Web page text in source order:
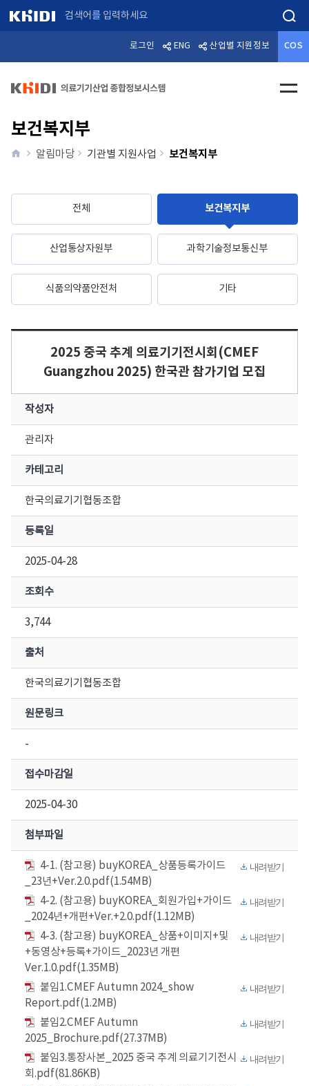
로그인 ENG 산업별 지원정보 COS
전체메
보건복지부
home알림마당 기관별 지원사업 보건복지부
전체 보건복지부
산업통상자원부 과학기술정보통신부
식품의약품안전처 기타
2025 중국 추계 의료기기전시회(CMEF
Guangzhou 2025) 한국관 참가기업 모집
작성자
관리자
카테고리
한국의료기기협동조합
등록일
2025-04-28
조회수
3,744
출처
한국의료기기협동조합
원문링크
-
접수마감일
2025-04-30
첨부파일
4-1. (참고용) buyKOREA_상품등록가이드
_23년+Ver.2.0.pdf(1.54MB)
내려받기
4-2. (참고용) buyKOREA_회원가입+가이드
_2024년+개편+Ver.+2.0.pdf(1.12MB)
내려받기
4-3. (참고용) buyKOREA_상품+이미지+및
+동영상+등록+가이드_2023년 개편
Ver.1.0.pdf(1.35MB)
내려받기
붙임1.CMEF Autumn 2024_show
Report.pdf(1.2MB)
내려받기
붙임2.CMEF Autumn
2025_Brochure.pdf(27.37MB)
내려받기
붙임3.통장사본_2025 중국 추계 의료기기전시
회.pdf(81.86KB)
내려받기